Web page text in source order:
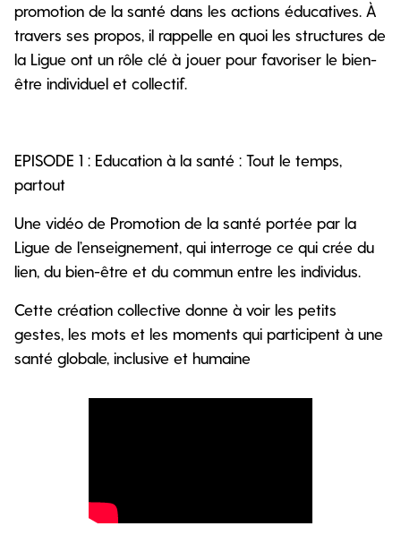
promotion de la santé dans les actions éducatives. À
travers ses propos, il rappelle en quoi les structures de
la Ligue ont un rôle clé à jouer pour favoriser le bien-
être individuel et collectif.
EPISODE 1 : Education à la santé : Tout le temps,
partout
Une vidéo de Promotion de la santé portée par la
Ligue de l’enseignement, qui interroge ce qui crée du
lien, du bien-être et du commun entre les individus.
Cette création collective donne à voir les petits
gestes, les mots et les moments qui participent à une
santé globale, inclusive et humaine